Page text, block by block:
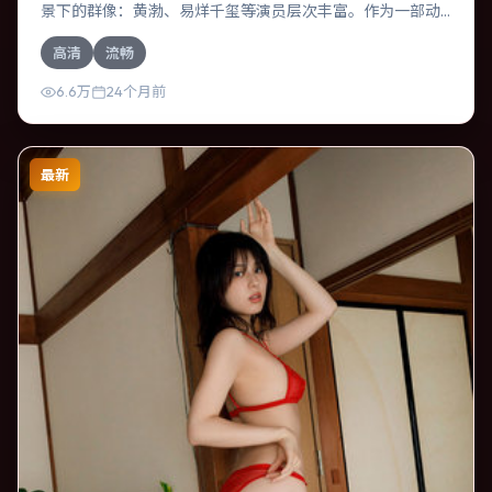
景下的群像：黄渤、易烊千玺等演员层次丰富。作为一部动
漫作品，故事从日常裂缝切入，逐步推向不可逆转的结局；
视听语言统一，情感落点克制有力。
高清 流畅
6.6万 24个月前
最新